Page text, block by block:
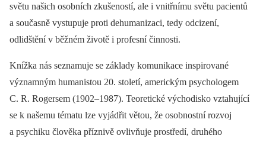
světu našich osobních zkušeností, ale i vnitřnímu světu pacientů
a současně vystupuje proti dehumanizaci, tedy odcizení,
odlidštění v běžném životě i profesní činnosti.
Knížka nás seznamuje se základy komunikace inspirované
významným humanistou 20. století, americkým psychologem
C. R. Rogersem (1902–1987). Teoretické východisko vztahující
se k našemu tématu lze vyjádřit větou, že osobnostní rozvoj
a psychiku člověka příznivě ovlivňuje prostředí, druhého